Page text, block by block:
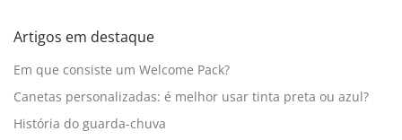
Artigos em destaque
Em que consiste um Welcome Pack?
Canetas personalizadas: é melhor usar tinta preta ou azul?
História do guarda-chuva